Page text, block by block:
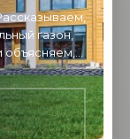
газон,
объясняем,
от